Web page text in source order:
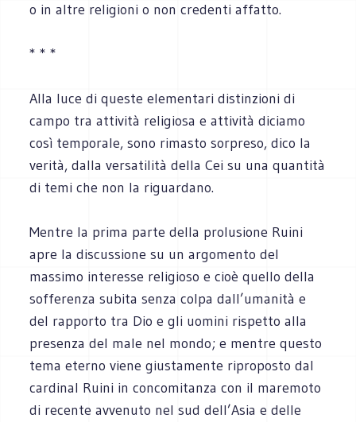
o in altre religioni o non credenti affatto.
* * *
Alla luce di queste elementari distinzioni di
campo tra attività religiosa e attività diciamo
così temporale, sono rimasto sorpreso, dico la
verità, dalla versatilità della Cei su una quantità
di temi che non la riguardano.
Mentre la prima parte della prolusione Ruini
apre la discussione su un argomento del
massimo interesse religioso e cioè quello della
sofferenza subita senza colpa dall’umanità e
del rapporto tra Dio e gli uomini rispetto alla
presenza del male nel mondo; e mentre questo
tema eterno viene giustamente riproposto dal
cardinal Ruini in concomitanza con il maremoto
di recente avvenuto nel sud dell’Asia e delle